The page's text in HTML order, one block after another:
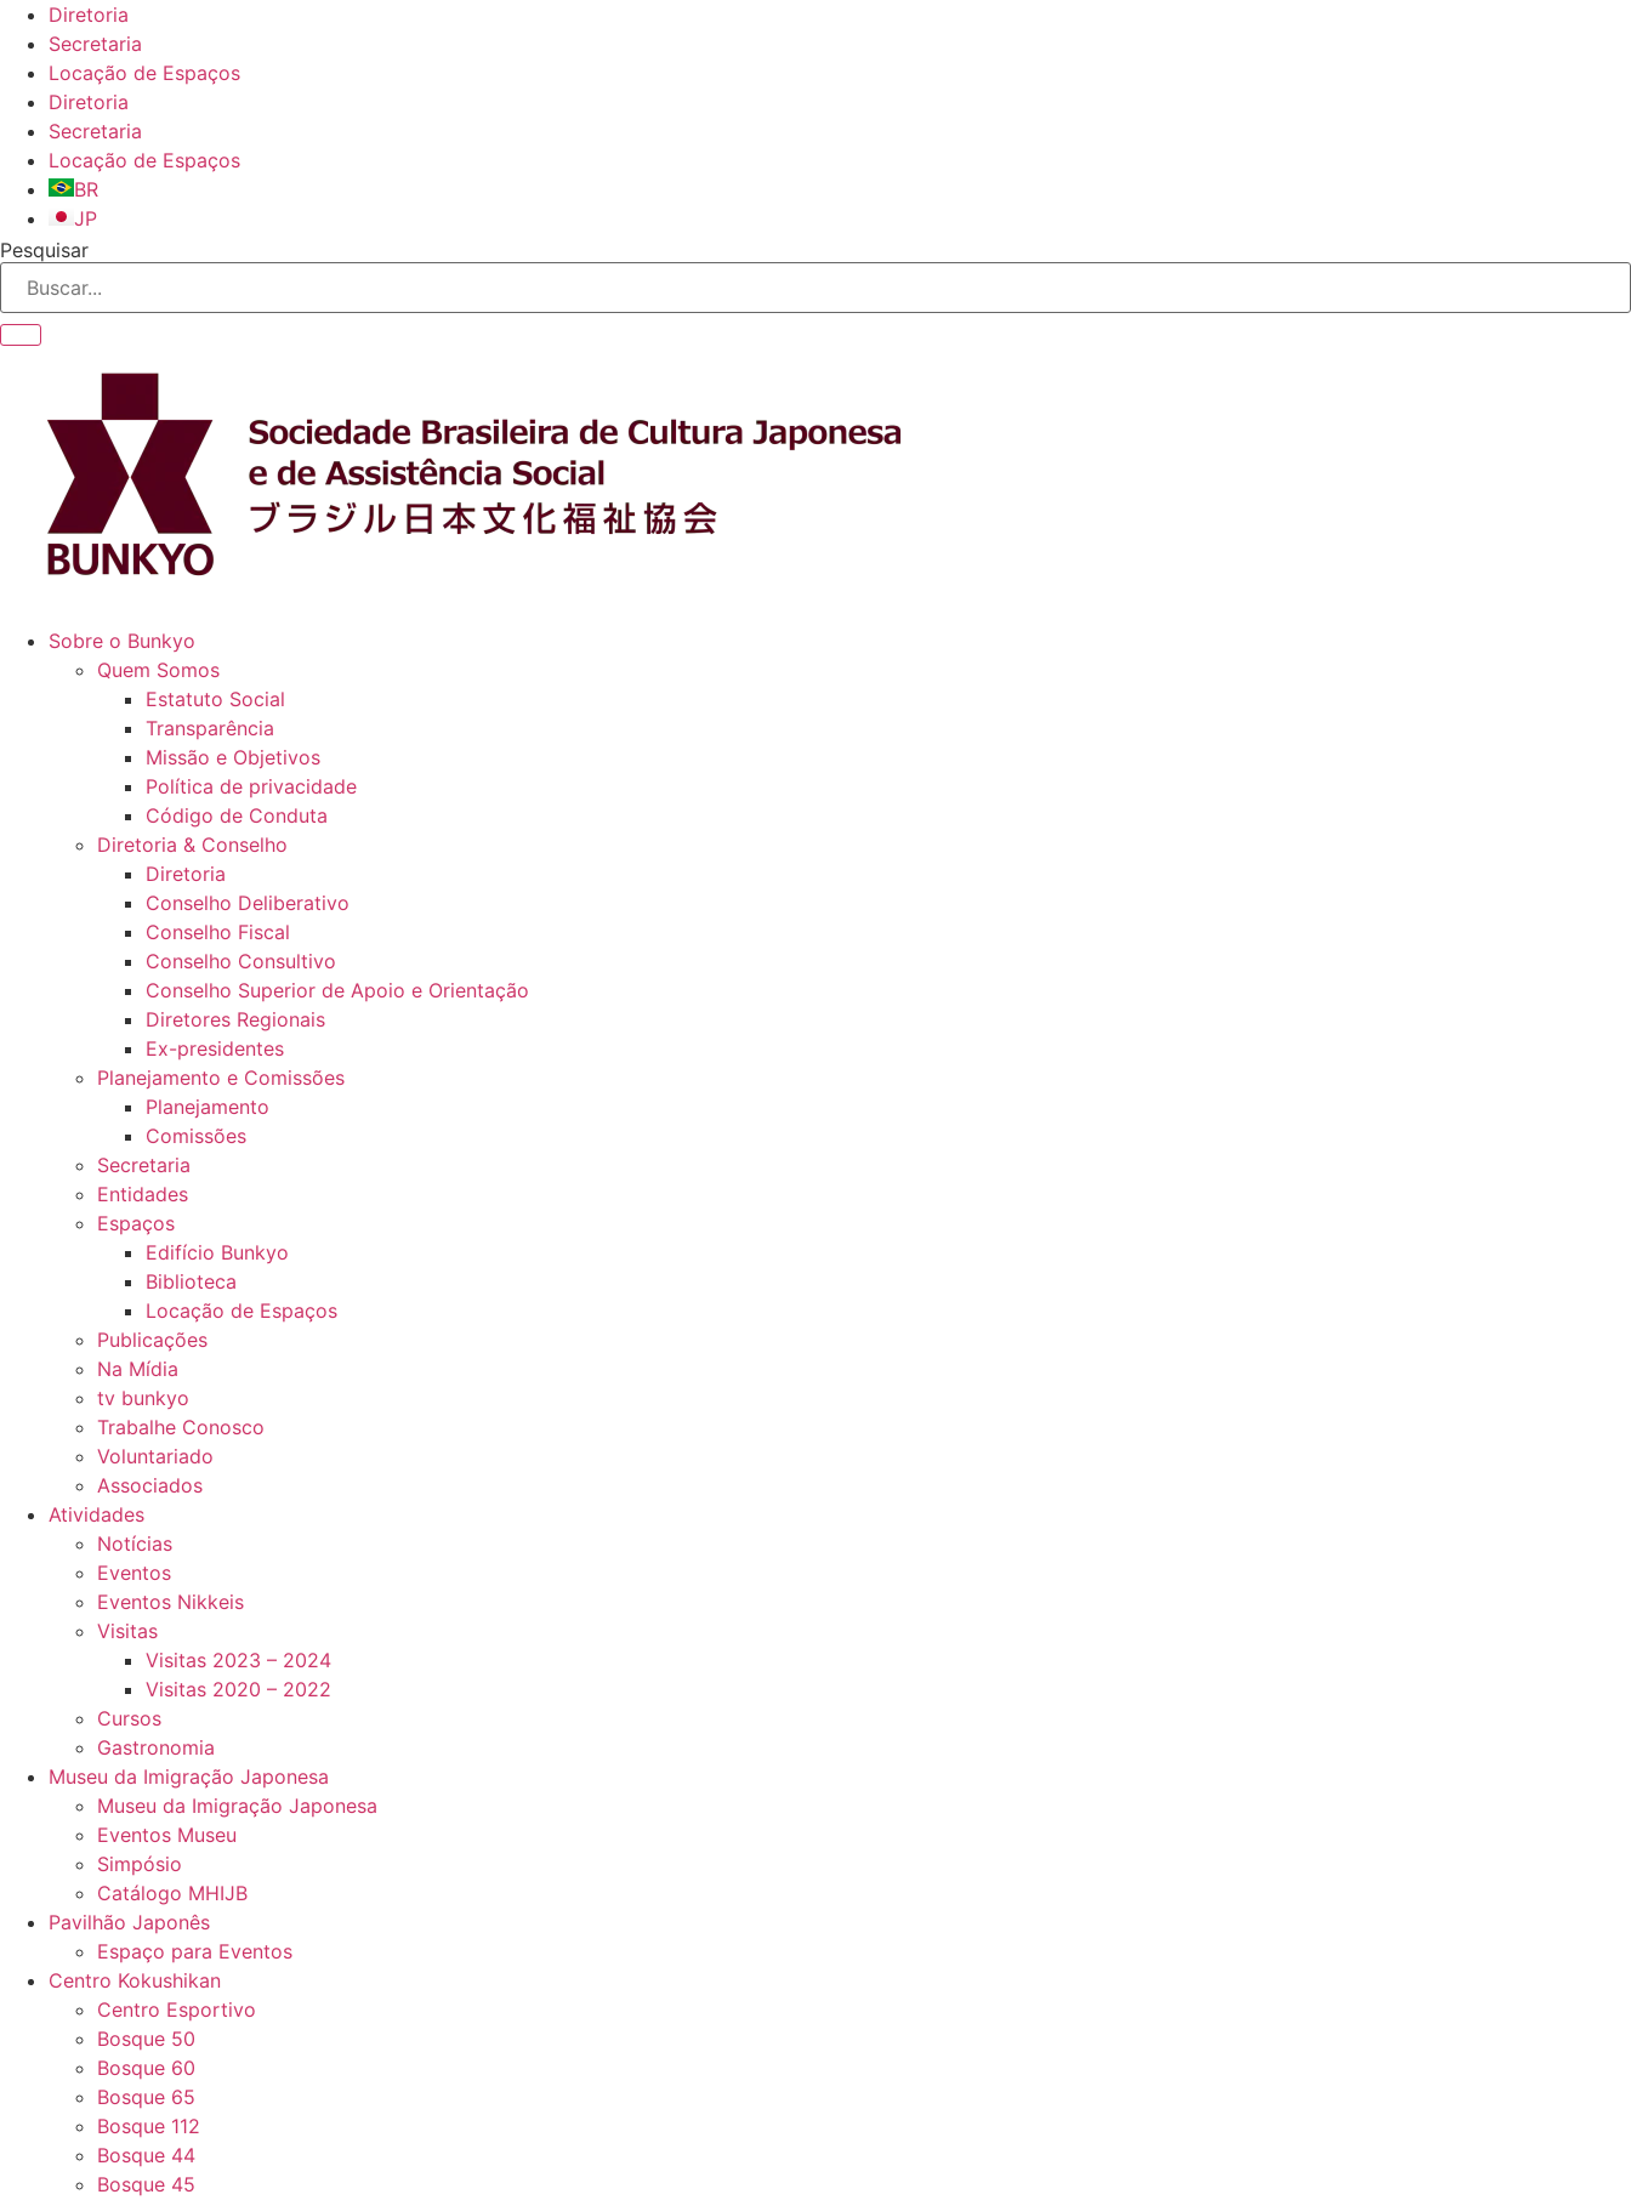
para
conteúdo
Diretoria
Secretaria
Locação de Espaços
Diretoria
Secretaria
Locação de Espaços
BR
JP
Pesquisar
Sobre o Bunkyo
Quem Somos
Estatuto Social
Transparência
Missão e Objetivos
Política de privacidade
Código de Conduta
Diretoria & Conselho
Diretoria
Conselho Deliberativo
Conselho Fiscal
Conselho Consultivo
Conselho Superior de Apoio e Orientação
Diretores Regionais
Ex-presidentes
Planejamento e Comissões
Planejamento
Comissões
Secretaria
Entidades
Espaços
Edifício Bunkyo
Biblioteca
Locação de Espaços
Publicações
Na Mídia
tv bunkyo
Trabalhe Conosco
Voluntariado
Associados
Atividades
Notícias
Eventos
Eventos Nikkeis
Visitas
Visitas 2023 – 2024
Visitas 2020 – 2022
Cursos
Gastronomia
Museu da Imigração Japonesa
Museu da Imigração Japonesa
Eventos Museu
Simpósio
Catálogo MHIJB
Pavilhão Japonês
Espaço para Eventos
Centro Kokushikan
Centro Esportivo
Bosque 50
Bosque 60
Bosque 65
Bosque 112
Bosque 44
Bosque 45